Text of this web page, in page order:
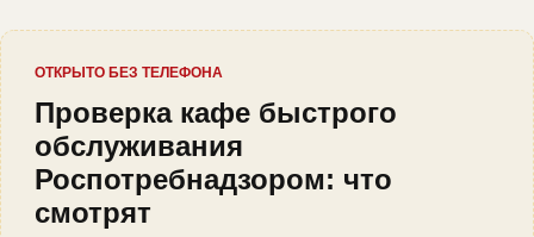
ОТКРЫТО БЕЗ ТЕЛЕФОНА
Проверка кафе быстрого
обслуживания
Роспотребнадзором: что
смотрят